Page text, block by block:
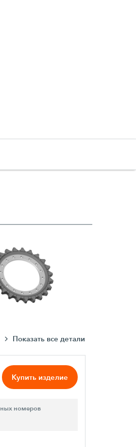
Показать все детали
Купить изделие
номеров